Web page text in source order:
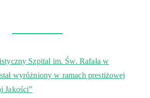
Szpital im. Św. Rafała w
wyróżniony w ramach prestiżowej
Jakości”